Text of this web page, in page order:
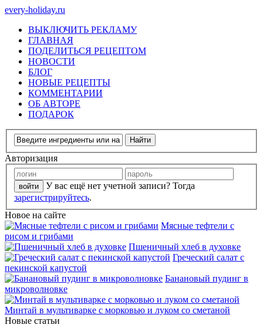
every-holiday.ru
ВЫКЛЮЧИТЬ РЕКЛАМУ
ГЛАВНАЯ
ПОДЕЛИТЬСЯ РЕЦЕПТОМ
НОВОСТИ
БЛОГ
НОВЫЕ РЕЦЕПТЫ
КОММЕНТАРИИ
ОБ АВТОРЕ
ПОДАРОК
Авторизация
У вас ещё нет учетной записи? Тогда
зарегистрируйтесь.
Новое на сайте
Мясные тефтели с
рисом и грибами
Пшеничный хлеб в духовке
Греческий салат с
пекинской капустой
Банановый пудинг в
микроволновке
Минтай в мультиварке с морковью и луком со сметаной
Новые статьи